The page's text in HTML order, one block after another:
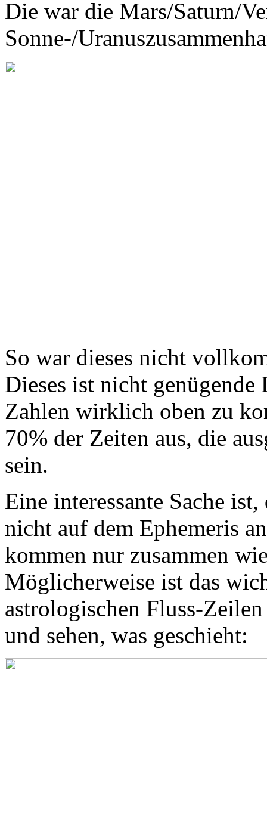
Die war die Mars/Saturn/
Sonne-/
So war dieses nicht
Dieses ist nicht
Zahlen wirklich oben zu
70% der Zeiten aus, die
sein.
Eine interessante Sache
nicht auf dem Ephemeris
kommen nur zusammen
Möglicherweise ist das
astrologischen Fluss-
und sehen, was geschieht: